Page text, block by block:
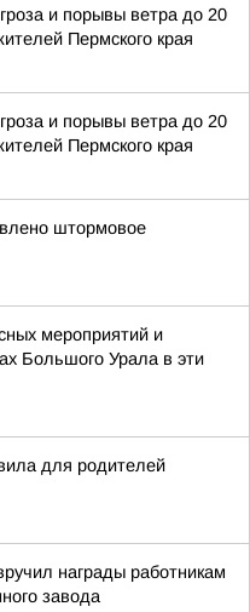
и порывы ветра до 20
Пермского края
и порывы ветра до 20
Пермского края
штормовое
мероприятий и
Большого Урала в эти
для родителей
награды работникам
завода